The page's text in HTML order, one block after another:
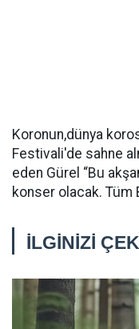
Koronun,dünya
Festivali'de sahne
eden Gürel “Bu
konser olacak. Tüm